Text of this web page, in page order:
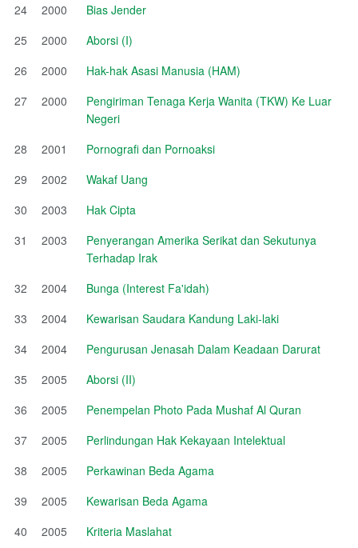
24
2000
Bias Jender
25
2000
Aborsi (I)
26
2000
Hak-hak Asasi Manusia (HAM)
27
2000
Pengiriman Tenaga Kerja Wanita (TKW) Ke Luar
Negeri
28
2001
Pornografi dan Pornoaksi
29
2002
Wakaf Uang
30
2003
Hak Cipta
31
2003
Penyerangan Amerika Serikat dan Sekutunya
Terhadap Irak
32
2004
Bunga (Interest Fa'idah)
33
2004
Kewarisan Saudara Kandung Laki-laki
34
2004
Pengurusan Jenasah Dalam Keadaan Darurat
35
2005
Aborsi (II)
36
2005
Penempelan Photo Pada Mushaf Al Quran
37
2005
Perlindungan Hak Kekayaan Intelektual
38
2005
Perkawinan Beda Agama
39
2005
Kewarisan Beda Agama
40
2005
Kriteria Maslahat